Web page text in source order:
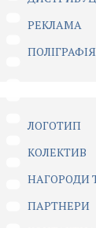
РЕКЛАМА
ЛОГОТИП
КОЛЕКТИВ
НАГОРОДИ
ПАРТНЕРИ